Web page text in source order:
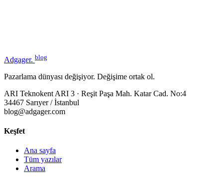
Adgager. blog
Pazarlama dünyası değişiyor. Değişime ortak ol.
ARI Teknokent ARI 3 · Reşit Paşa Mah. Katar Cad. No:4
34467 Sarıyer / İstanbul
blog@adgager.com
Keşfet
Ana sayfa
Tüm yazılar
Arama